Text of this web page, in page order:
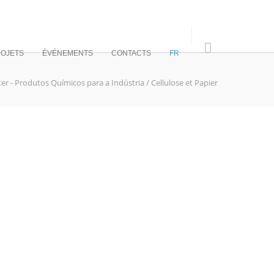
ÉVÉNEMENTS CONTACTS FR
- Produtos Químicos para a Indústria / Cellulose et Papier